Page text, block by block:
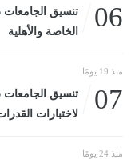
06
الخاصة والأهلية
منذ 19 يومًا
07
لاختبارات
منذ 24 يومًا